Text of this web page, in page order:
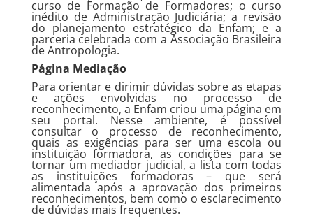
curso de Formação de Formadores; o curso
inédito de Administração Judiciária; a revisão
do planejamento estratégico da Enfam; e a
parceria celebrada com a Associação Brasileira
de Antropologia.
Página Mediação
Para orientar e dirimir dúvidas sobre as etapas
e ações envolvidas no processo de
reconhecimento, a Enfam criou uma página em
seu portal. Nesse ambiente, é possível
consultar o processo de reconhecimento,
quais as exigências para ser uma escola ou
instituição formadora, as condições para se
tornar um mediador judicial, a lista com todas
as instituições formadoras – que será
alimentada após a aprovação dos primeiros
reconhecimentos, bem como o esclarecimento
de dúvidas mais frequentes.